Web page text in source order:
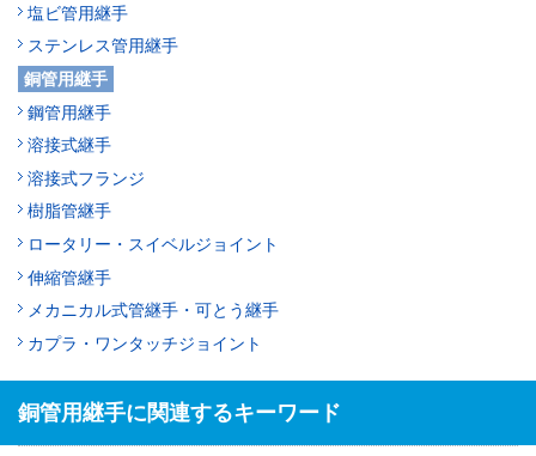
塩ビ管用継手
ステンレス管用継手
銅管用継手
鋼管用継手
溶接式継手
溶接式フランジ
樹脂管継手
ロータリー・スイベルジョイント
伸縮管継手
メカニカル式管継手・可とう継手
カプラ・ワンタッチジョイント
銅管用継手に関連するキーワード